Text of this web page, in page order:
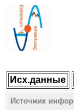
Исх.данные
Источник